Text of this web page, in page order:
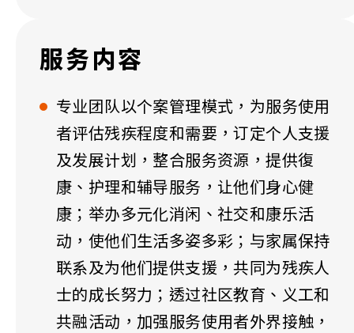
服务内容
专业团队以个案管理模式，为服务使用
者评估残疾程度和需要，订定个人支援
及发展计划，整合服务资源，提供復
康、护理和辅导服务，让他们身心健
康；举办多元化消闲、社交和康乐活
动，使他们生活多姿多彩；与家属保持
联系及为他们提供支援，共同为残疾人
士的成长努力；透过社区教育、义工和
共融活动，加强服务使用者外界接触，